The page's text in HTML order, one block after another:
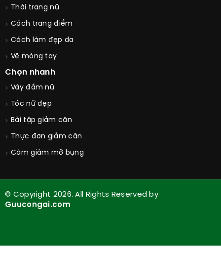
Thời trang nữ
Cách trang điểm
Cách làm đẹp da
Vẽ móng tay
Chọn nhanh
Váy đầm nữ
Tóc nữ đẹp
Bài tập giảm cân
Thực đơn giảm cân
Cảm giảm mỡ bụng
© Copyright 2026. All Rights Reserved by
Guucongai.com